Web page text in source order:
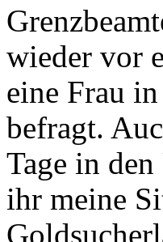
wieder vor
eine Frau
befragt.
Tage in
ihr meine